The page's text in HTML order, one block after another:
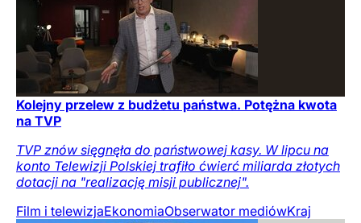
Kolejny przelew z budżetu państwa. Potężna kwota
na TVP
TVP znów sięgnęła do państwowej kasy. W lipcu na
konto Telewizji Polskiej trafiło ćwierć miliarda złotych
dotacji na "realizację misji publicznej".
Film i telewizjaEkonomiaObserwator mediówKraj